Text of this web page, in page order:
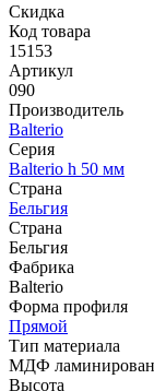
Скидка
Код товара
15153
Артикул
090
Производитель
Balterio
Серия
Balterio h 50 мм
Страна
Бельгия
Страна
Бельгия
Фабрика
Balterio
Форма профиля
Прямой
Тип материала
МДФ
Высота